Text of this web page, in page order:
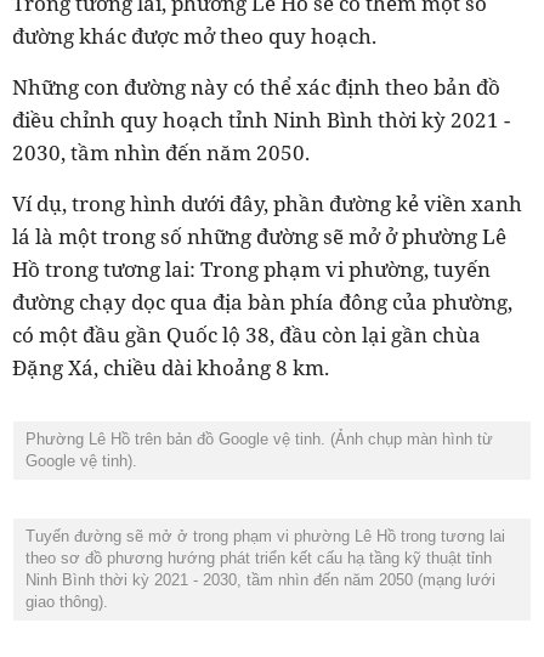
đường khác được mở theo quy hoạch.
Những con đường này có thể xác định theo bản đồ
điều chỉnh quy hoạch tỉnh Ninh Bình thời kỳ 2021 -
2030, tầm nhìn đến năm 2050.
Ví dụ, trong hình dưới đây, phần đường kẻ viền xanh
lá là một trong số những đường sẽ mở ở phường Lê
Hồ trong tương lai: Trong phạm vi phường, tuyến
đường chạy dọc qua địa bàn phía đông của phường,
có một đầu gần Quốc lộ 38, đầu còn lại gần chùa
Đặng Xá, chiều dài khoảng 8 km.
Phường Lê Hồ trên bản đồ Google vệ tinh. (Ảnh chụp màn hình từ
Google vệ tinh).
Tuyến đường sẽ mở ở trong phạm vi phường Lê Hồ trong tương lai
theo sơ đồ phương hướng phát triển kết cấu hạ tầng kỹ thuật tỉnh
Ninh Bình thời kỳ 2021 - 2030, tầm nhìn đến năm 2050 (mạng lưới
giao thông).